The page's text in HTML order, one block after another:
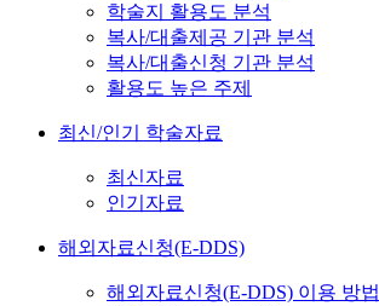
학술지 활용도 분석
복사/대출제공 기관 분석
복사/대출신청 기관 분석
활용도 높은 주제
최신/인기 학술자료
최신자료
인기자료
해외자료신청(E-DDS)
해외자료신청(E-DDS) 이용 방법